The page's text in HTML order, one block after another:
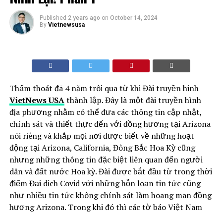
Published 2 years ago on October 14, 2024
By Vietnewsusa
Thấm thoát đã 4 năm trôi qua từ khi Đài truyền hinh
VietNews USAthành lập. Đây là một đài truyền hình
địa phương nhằm có thể đưa các thông tin cập nhật,
chính sát và thiết thực đến với đồng hương tại Arizona
nói riêng và khắp mọi nơi được biết về những hoạt
động tại Arizona, California, Đông Bắc Hoa Kỳ cũng
nhưng những thông tin đặc biệt liên quan đển người
dân và đất nước Hoa kỳ. Đài được bắt đầu từ trong thời
điểm Đại dịch Covid với những hỗn loạn tin tức cũng
như nhiều tin tức không chính sát làm hoang man đồng
hương Arizona. Trong khi đó thì các tờ báo Việt Nam